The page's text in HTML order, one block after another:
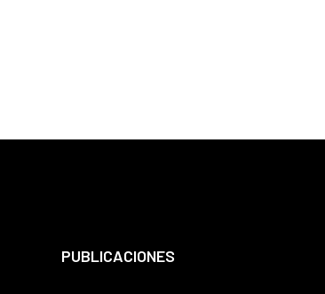
PUBLICACIONES